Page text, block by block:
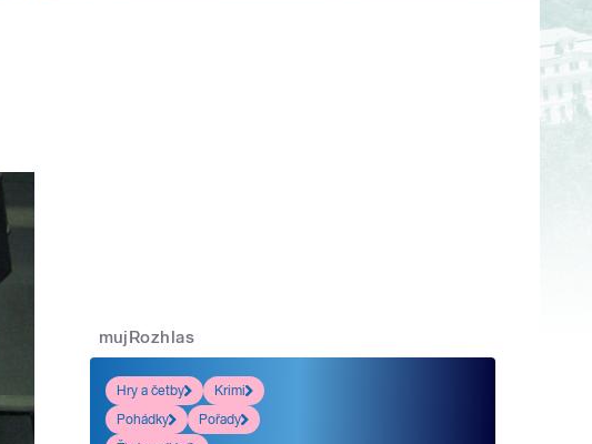
mujRozhlas
Hry a četby
Krimi
Pohádky
Pořady